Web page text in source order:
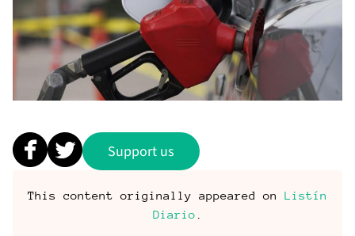
Support us
This content originally appeared on Listín
Diario .